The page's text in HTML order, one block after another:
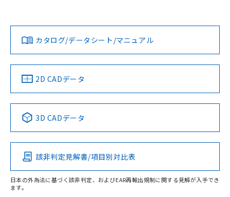
ダウンロードデータをご利用いただく前に、以下を必ずお読
みください。
ソフトウェアの使用条件
対応済み
中国 RoHS 注意事項・凡例
Pb Hg Cd Cr(VI)
O
カタログ/データシート/マニュアル
2D CADデータ
3D CADデータ
該非判定見解書/項目別対比表
日本の外為法に基づく該非判定、およびEAR再輸出規制に関する見解が入手でき
ます。